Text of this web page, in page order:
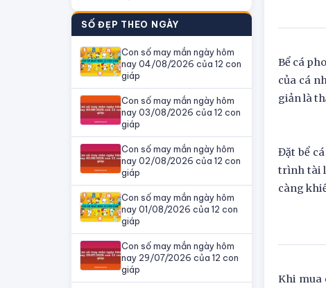
SỐ ĐẸP THEO NGÀY
Con số may mắn ngày hôm
nay 04/08/2026 của 12 con
giáp
Con số may mắn ngày hôm
nay 03/08/2026 của 12 con
giáp
Con số may mắn ngày hôm
nay 02/08/2026 của 12 con
giáp
Con số may mắn ngày hôm
nay 01/08/2026 của 12 con
giáp
Con số may mắn ngày hôm
nay 29/07/2026 của 12 con
giáp
Bể cá
của cá
giản là
Đặt bể
trình tài
càng
Khi mua